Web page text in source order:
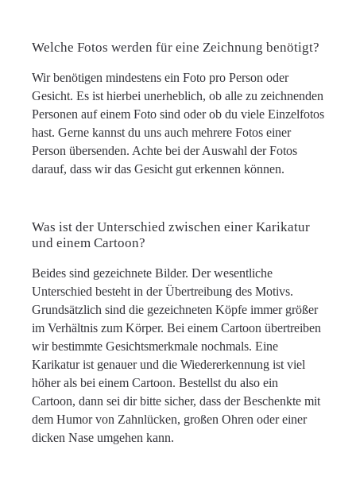
Welche Fotos werden für eine Zeichnung benötigt?
Wir benötigen mindestens ein Foto pro Person oder
Gesicht. Es ist hierbei unerheblich, ob alle zu zeichnenden
Personen auf einem Foto sind oder ob du viele Einzelfotos
hast. Gerne kannst du uns auch mehrere Fotos einer
Person übersenden. Achte bei der Auswahl der Fotos
darauf, dass wir das Gesicht gut erkennen können.
Was ist der Unterschied zwischen einer Karikatur
und einem Cartoon?
Beides sind gezeichnete Bilder. Der wesentliche
Unterschied besteht in der Übertreibung des Motivs.
Grundsätzlich sind die gezeichneten Köpfe immer größer
im Verhältnis zum Körper. Bei einem Cartoon übertreiben
wir bestimmte Gesichtsmerkmale nochmals. Eine
Karikatur ist genauer und die Wiedererkennung ist viel
höher als bei einem Cartoon. Bestellst du also ein
Cartoon, dann sei dir bitte sicher, dass der Beschenkte mit
dem Humor von Zahnlücken, großen Ohren oder einer
dicken Nase umgehen kann.